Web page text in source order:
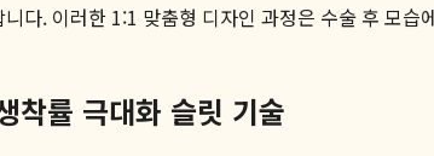
다. 이러한 1:1 맞춤형 디자인 과정은 수술 후 모습
착률 극대화 슬릿 기술